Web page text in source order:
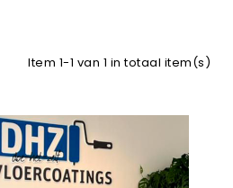
Item 1-1 van 1 in totaal item(s)